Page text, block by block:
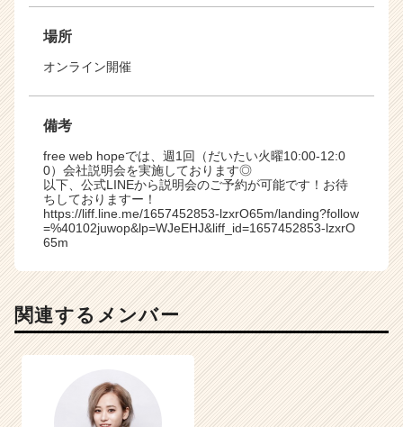
場所
オンライン開催
備考
free web hopeでは、週1回（だいたい火曜10:00-12:0
0）会社説明会を実施しております◎
以下、公式LINEから説明会のご予約が可能です！お待
ちしておりますー！
https://liff.line.me/1657452853-lzxrO65m/landing?follow
=%40102juwop&lp=WJeEHJ&liff_id=1657452853-lzxrO
65m
関連するメンバー